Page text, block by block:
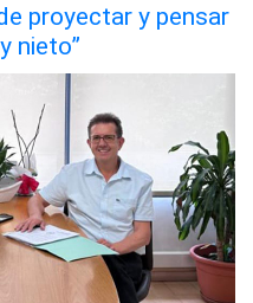
proyectar y pensar
nieto”